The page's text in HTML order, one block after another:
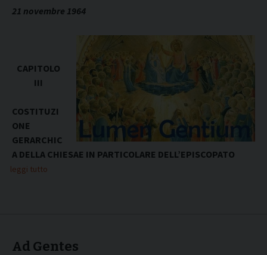
21 novembre 1964
CAPITOLO
III
COSTITUZI
ONE
GERARCHIC
A DELLA CHIESAE IN PARTICOLARE DELL’EPISCOPATO
leggi tutto
Ad Gentes